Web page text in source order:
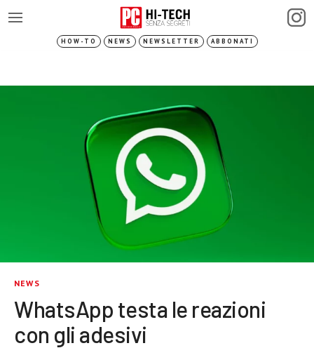
HOW-TO NEWS NEWSLETTER ABBONATI
NEWS
WhatsApp testa le reazioni
con gli adesivi